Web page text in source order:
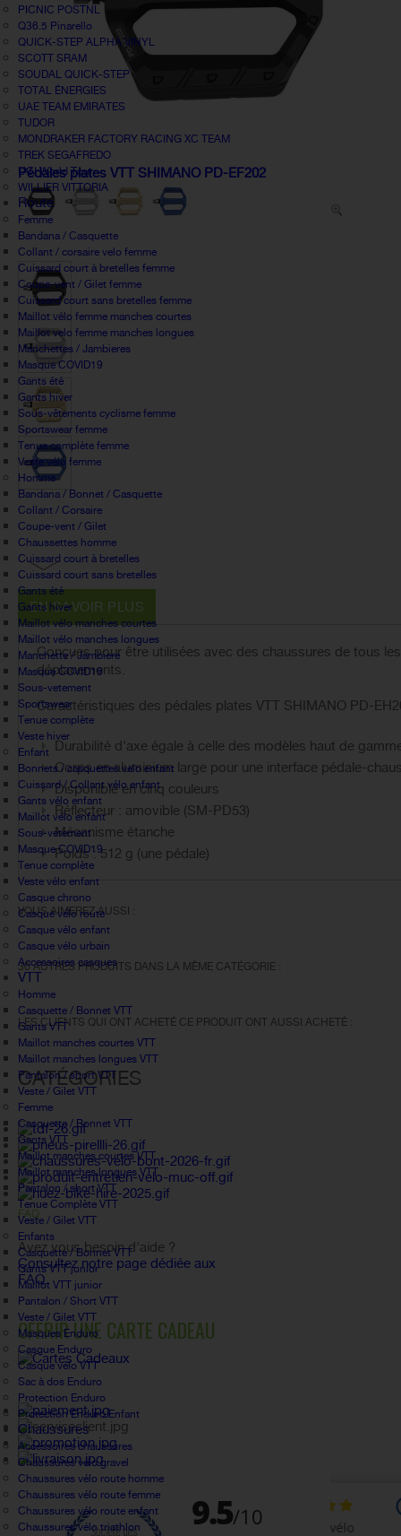
PICNIC POSTNL
Q36.5 Pinarello
QUICK-STEP ALPHA VINYL
SCOTT SRAM
SOUDAL QUICK-STEP
TOTAL ÉNERGIES
UAE TEAM EMIRATES
TUDOR
MONDRAKER FACTORY RACING XC TEAM
TREK SEGAFREDO
UCI World Tour
WILLIER VITTORIA
Route
Femme
Bandana / Casquette
Collant / corsaire velo femme
Cuissard court à bretelles femme
Coupe-vent / Gilet femme
Cuissard court sans bretelles femme
Maillot vélo femme manches courtes
Maillot velo femme manches longues
Manchettes / Jambieres
Masque COVID19
Gants été
Gants hiver
Sous-vêtements cyclisme femme
Sportswear femme
Tenue complète femme
Veste vélo femme
Homme
Bandana / Bonnet / Casquette
Collant / Corsaire
Coupe-vent / Gilet
Chaussettes homme
Cuissard court à bretelles
Cuissard court sans bretelles
Gants été
Gants hiver
Maillot vélo manches courtes
Maillot vélo manches longues
Manchette / Jambiere
Masque COVID19
Sous-vetement
Sportswear
Tenue complète
Veste hiver
Enfant
Bonnets / casquettes velo enfant
Cuissard / Collant vélo enfant
Gants vélo enfant
Maillot vélo enfant
Sous-vetement
Masque COVID19
Tenue complète
Veste vélo enfant
Casque chrono
Casque vélo route
Casque vélo enfant
Casque vélo urbain
Accessoires casques
VTT
Homme
Casquette / Bonnet VTT
Gants VTT
Maillot manches courtes VTT
Maillot manches longues VTT
Pantalon / short VTT
Veste / Gilet VTT
Femme
Casquette / Bonnet VTT
Gants VTT
Maillot manches courtes VTT
Maillot manches longues VTT
Pantalon / short VTT
Tenue Complète VTT
Veste / Gilet VTT
Enfants
Casquette / Bonnet VTT
Gants VTT junior
Maillot VTT junior
Pantalon / Short VTT
Veste / Gilet VTT
Masques Enduro
Casque Enduro
Casque vélo VTT
Sac à dos Enduro
Protection Enduro
Protection Enduro Enfant
Chaussures
Accessoires chaussures
Chaussures vélo gravel
Chaussures vélo route homme
Chaussures vélo route femme
Chaussures vélo route enfant
Chaussures vélo triathlon
Pédales plates VTT SHIMANO PD-EF202
EN SAVOIR PLUS
Conçues pour être utilisées avec des chaussures de tous
déplacements.
Caractéristiques des pédales plates VTT SHIMANO PD-
Durabilité d'axe égale à celle des modèles haut de
Corps en aluminium large pour une interface pédale-
Disponible en cinq couleurs
Réflecteur : amovible (SM-PD53)
Mécanisme étanche
Poids : 512 g (une pédale)
VOUS AIMEREZ AUSSI :
30 AUTRES PRODUITS DANS LA MÊME CATÉGORIE :
LES CLIENTS QUI ONT ACHETÉ CE PRODUIT ONT AUSSI ACHETÉ :
CATÉGORIES
FAQ
Avez vous besoin d'aide ?
Consultez notre page dédiée aux
FAQ.
OFFRIR UNE CARTE CADEAU